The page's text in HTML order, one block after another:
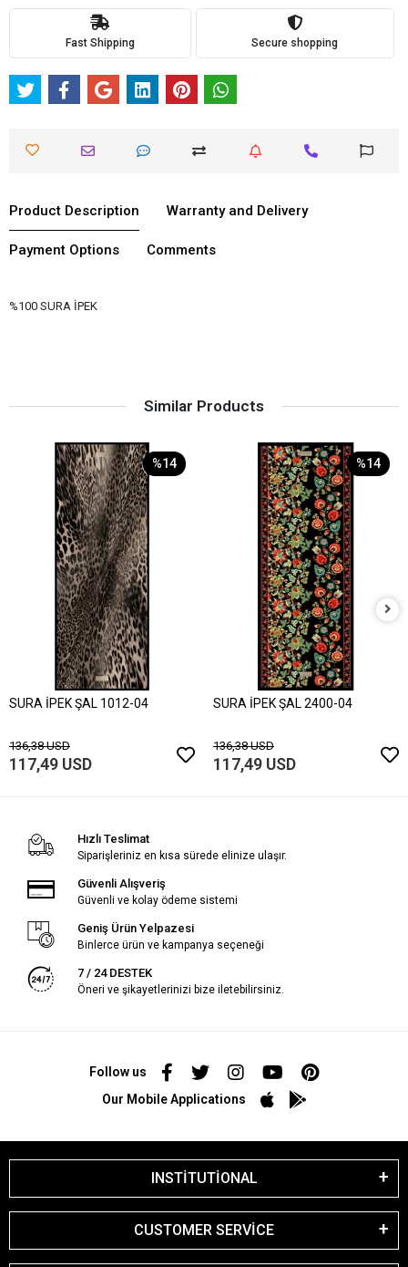
Fast Shipping Secure shopping
Product Description Warranty and Delivery
Payment Options Comments
%100 SURA İPEK
Similar Products
%14
SURA İPEK ŞAL 1012-04
136,38 USD
117,49 USD
%14
SURA İPEK ŞAL 2400-04
136,38 USD
117,49 USD
Hızlı Teslimat
Siparişleriniz en kısa sürede elinize ulaşır.
Güvenli Alışveriş
Güvenli ve kolay ödeme sistemi
Geniş Ürün Yelpazesi
Binlerce ürün ve kampanya seçeneği
7 / 24 DESTEK
Öneri ve şikayetlerinizi bize iletebilirsiniz.
Follow us
Our Mobile Applications
INSTİTUTİONAL
CUSTOMER SERVİCE